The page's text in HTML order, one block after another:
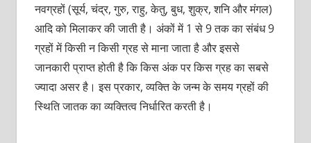
नवग्रहों (सूर्य, चंद्र, गुरु, राहु, केतु, बुध, शुक्र, शनि और मंगल)
आदि को मिलाकर की जाती है। अंकों में 1 से 9 तक का संबंध 9
ग्रहों में किसी न किसी ग्रह से माना जाता है और इससे
जानकारी प्राप्त होती है कि किस अंक पर किस ग्रह का सबसे
ज्यादा असर है। इस प्रकार, व्यक्ति के जन्म के समय ग्रहों की
स्थिति जातक का व्यक्तित्व निर्धारित करती है।